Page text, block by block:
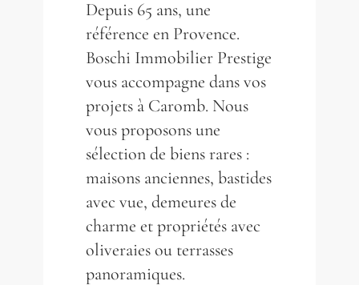
Depuis 65 ans, une
référence en Provence.
Boschi Immobilier Prestige
vous accompagne dans vos
projets à Caromb. Nous
vous proposons une
sélection de biens rares :
maisons anciennes, bastides
avec vue, demeures de
charme et propriétés avec
oliveraies ou terrasses
panoramiques.